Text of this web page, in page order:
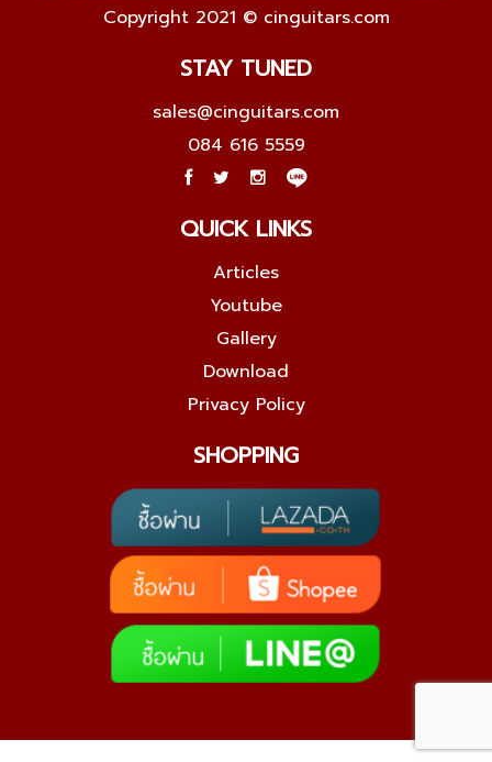
Copyright 2021 © cinguitars.com
STAY TUNED
sales@cinguitars.com
084 616 5559
QUICK LINKS
Articles
Youtube
Gallery
Download
Privacy Policy
SHOPPING